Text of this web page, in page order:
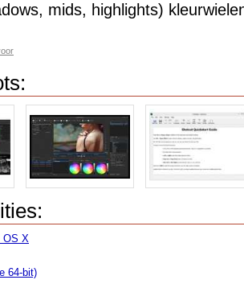
mids, highlights)
OS X
64-bit)